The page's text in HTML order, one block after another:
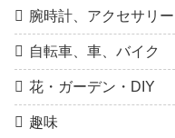
腕時計、アクセサリー
自転車、車、バイク
花・ガーデン・DIY
趣味